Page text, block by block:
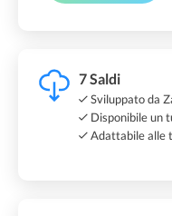
7 Saldi
Sviluppato da
Disponibile un
Adattabile alle